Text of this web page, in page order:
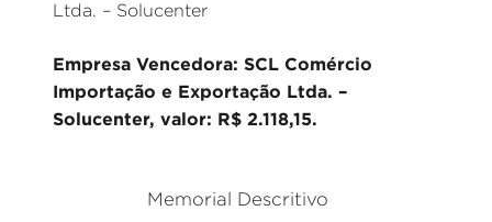
Ltda. – Solucenter
Empresa Vencedora: SCL Comércio
Importação e Exportação Ltda. –
Solucenter, valor: R$ 2.118,15.
Memorial Descritivo